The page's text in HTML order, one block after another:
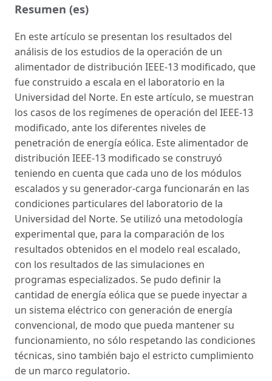
Resumen (es)
En este artículo se presentan los resultados del
análisis de los estudios de la operación de un
alimentador de distribución IEEE-13 modificado, que
fue construido a escala en el laboratorio en la
Universidad del Norte. En este artículo, se muestran
los casos de los regímenes de operación del IEEE-13
modificado, ante los diferentes niveles de
penetración de energía eólica. Este alimentador de
distribución IEEE-13 modificado se construyó
teniendo en cuenta que cada uno de los módulos
escalados y su generador-carga funcionarán en las
condiciones particulares del laboratorio de la
Universidad del Norte. Se utilizó una metodología
experimental que, para la comparación de los
resultados obtenidos en el modelo real escalado,
con los resultados de las simulaciones en
programas especializados. Se pudo definir la
cantidad de energía eólica que se puede inyectar a
un sistema eléctrico con generación de energía
convencional, de modo que pueda mantener su
funcionamiento, no sólo respetando las condiciones
técnicas, sino también bajo el estricto cumplimiento
de un marco regulatorio.